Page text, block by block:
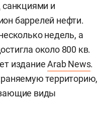
санкциями и
баррелей нефти.
недель, а
около 800 кв.
изданиеArab News.
территорию,
виды